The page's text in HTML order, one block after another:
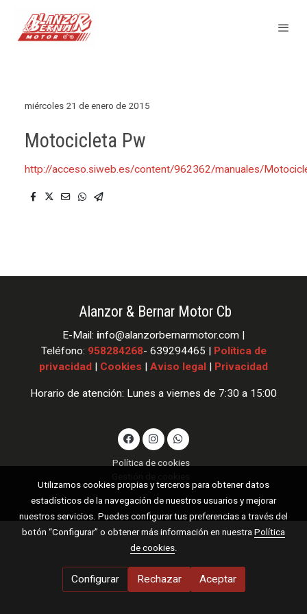
miércoles 21 de enero de 2015
Motocicleta Pw
http://acceso.siweb.es/content/962362/manuales/
Alanzor & Bernar Motor Cb
E-Mail: info@alanzorbernarmotor.com |
Teléfono: 958284268- 639294465 |
Política de
privacidad
Cookies Aviso legal Privacidad
Horario de atención: Lunes a viernes de 7:30 a 15:00
Política de cookies
Utilizamos cookies propias y terceros para obtener datos
estadísticos de la navegación de nuestros usuarios y mejorar
nuestros servicios. Puedes configurar tus preferencias a través del
botón “Configurar” o obtener más información en nuestra Política
de cookies.
Configurar Rechazar Aceptar